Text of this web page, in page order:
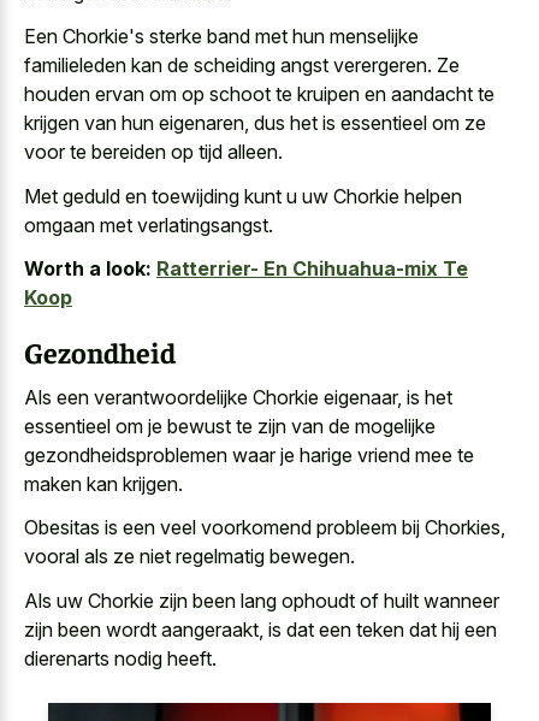
Een Chorkie's sterke band met hun menselijke
familieleden kan de scheiding angst verergeren. Ze
houden ervan om op schoot te kruipen en aandacht te
krijgen van hun eigenaren, dus het is essentieel om ze
voor te bereiden op tijd alleen.
Met geduld en toewijding kunt u uw Chorkie helpen
omgaan met verlatingsangst.
Worth a look: Ratterrier- En Chihuahua-mix Te
Koop
Gezondheid
Als een verantwoordelijke Chorkie eigenaar, is het
essentieel om je bewust te zijn van de mogelijke
gezondheidsproblemen waar je harige vriend mee te
maken kan krijgen.
Obesitas is een veel voorkomend probleem bij Chorkies,
vooral als ze niet regelmatig bewegen.
Als uw Chorkie zijn been lang ophoudt of huilt wanneer
zijn been wordt aangeraakt, is dat een teken dat hij een
dierenarts nodig heeft.